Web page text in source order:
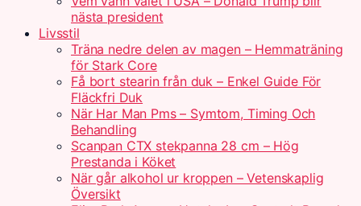
nästa president
Livsstil
Träna nedre delen av magen – Hemmaträning
för Stark Core
Få bort stearin från duk – Enkel Guide För
Fläckfri Duk
När Har Man Pms – Symtom, Timing Och
Behandling
Scanpan CTX stekpanna 28 cm – Hög
Prestanda i Köket
När går alkohol ur kroppen – Vetenskaplig
Översikt